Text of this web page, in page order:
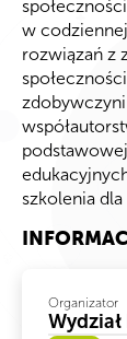
w
rozwiązań z
społeczności
szkolenia
Organizator